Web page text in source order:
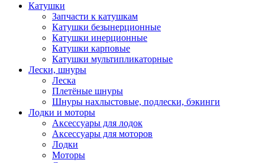
Катушки
Запчасти к катушкам
Катушки безынерционные
Катушки инерционные
Катушки карповые
Катушки мультипликаторные
Лески, шнуры
Леска
Плетёные шнуры
Шнуры нахлыстовые, подлески, бэкинги
Лодки и моторы
Аксессуары для лодок
Аксессуары для моторов
Лодки
Моторы